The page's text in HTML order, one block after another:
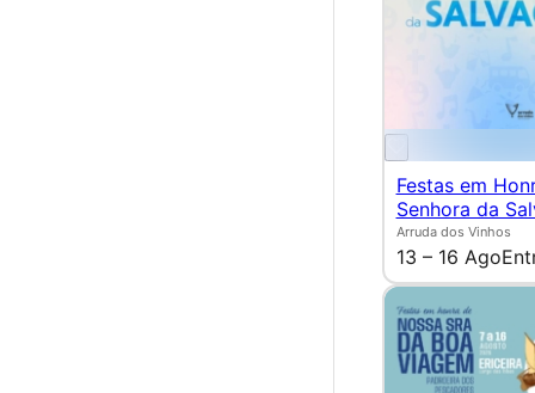
Festas em
Senhora da
Arruda dos Vinhos
13 – 16 Ago